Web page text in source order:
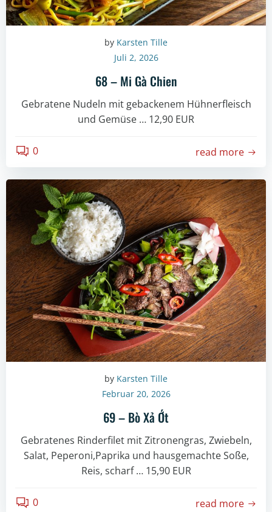
by Karsten Tille
Juli 2, 2026
68 – Mi Gà Chien
Gebratene Nudeln mit gebackenem Hühnerfleisch
und Gemüse … 12,90 EUR
0 read more
by Karsten Tille
Februar 20, 2026
69 – Bò Xả Ớt
Gebratenes Rinderfilet mit Zitronengras, Zwiebeln,
Salat, Peperoni,Paprika und hausgemachte Soße,
Reis, scharf … 15,90 EUR
0 read more